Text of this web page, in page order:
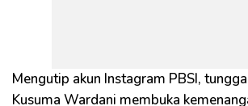
Mengutip akun Instagram PBSI,
Kusuma Wardani membuka